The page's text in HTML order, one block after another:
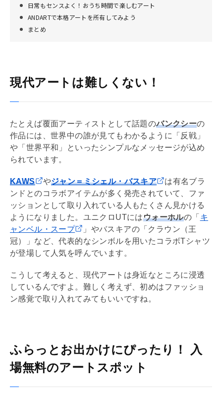
日常もセンスよく！おうち時間で楽しむアート
ANDARTで本格アートを所有してみよう
まとめ
現代アートは難しくない！
たとえば覆面アーティストとして話題のバンクシーの
作品には、世界中の誰が見てもわかるように「反戦」
や「世界平和」といったシンプルなメッセージが込め
られています。
KAWS やジャン＝ミシェル・バスキア
は有名ブラ
ンドとのコラボアイテムが多く発売されていて、ファ
ッションとして取り入れている人もたくさん見かける
ようになりました。ユニクロUTにはウォーホルの「 キ
ャンベル・スープ
」やバスキアの「クラウン（王
冠）」など、代表的なシンボルを用いたコラボTシャツ
が登場して人気を呼んでいます。
こうして考えると、現代アートは身近なところに浸透
しているんですよ。難しく考えず、初めはファッショ
ン感覚で取り入れてみてもいいですね。
ふらっとお出かけにぴったり！ 入
場無料のアートスポット